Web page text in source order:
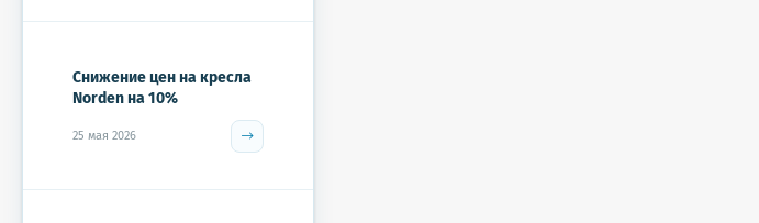
Снижение цен на кресла
Norden на 10%
25 мая 2026